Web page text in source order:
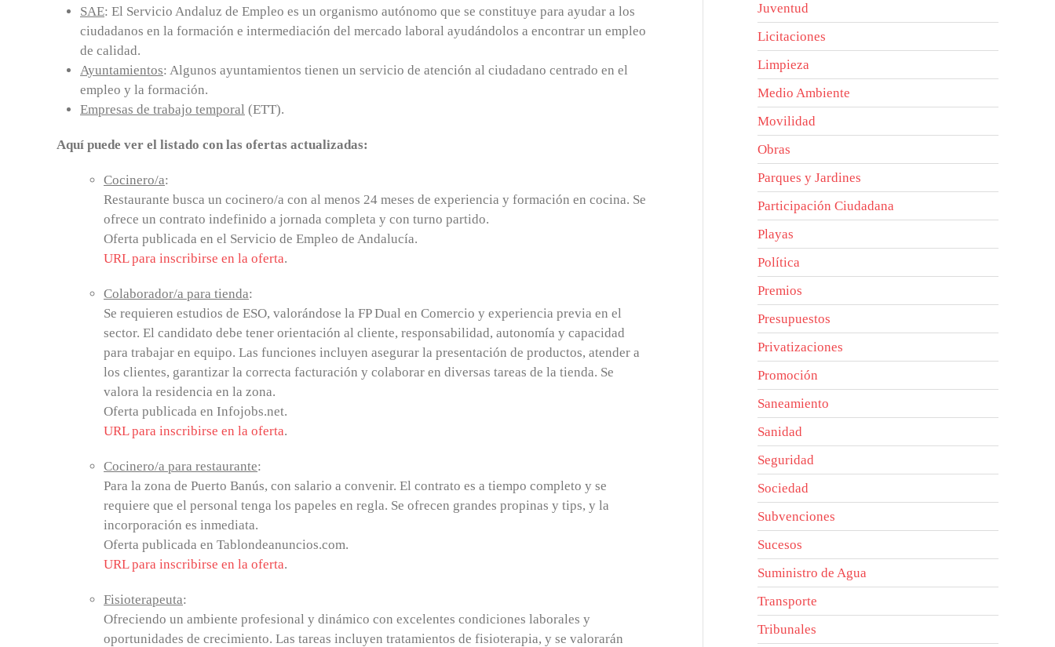
SAE: El Servicio Andaluz de Empleo es un organismo autónomo que se constituye para ayudar a los
ciudadanos en la formación e intermediación del mercado laboral ayudándolos a encontrar un empleo
de calidad.
Ayuntamientos: Algunos ayuntamientos tienen un servicio de atención al ciudadano centrado en el
empleo y la formación.
Empresas de trabajo temporal (ETT).
Aquí puede ver el listado con las ofertas actualizadas:
Cocinero/a:
Restaurante busca un cocinero/a con al menos 24 meses de experiencia y formación en cocina. Se
ofrece un contrato indefinido a jornada completa y con turno partido.
Oferta publicada en el Servicio de Empleo de Andalucía.
URL para inscribirse en la oferta.
Colaborador/a para tienda:
Se requieren estudios de ESO, valorándose la FP Dual en Comercio y experiencia previa en el
sector. El candidato debe tener orientación al cliente, responsabilidad, autonomía y capacidad
para trabajar en equipo. Las funciones incluyen asegurar la presentación de productos, atender a
los clientes, garantizar la correcta facturación y colaborar en diversas tareas de la tienda. Se
valora la residencia en la zona.
Oferta publicada en Infojobs.net.
URL para inscribirse en la oferta.
Cocinero/a para restaurante:
Para la zona de Puerto Banús, con salario a convenir. El contrato es a tiempo completo y se
requiere que el personal tenga los papeles en regla. Se ofrecen grandes propinas y tips, y la
incorporación es inmediata.
Oferta publicada en Tablondeanuncios.com.
URL para inscribirse en la oferta.
Fisioterapeuta:
Ofreciendo un ambiente profesional y dinámico con excelentes condiciones laborales y
oportunidades de crecimiento. Las tareas incluyen tratamientos de fisioterapia, y se valorarán
Juventud
Licitaciones
Limpieza
Medio Ambiente
Movilidad
Obras
Parques y Jardines
Participación Ciudadana
Playas
Política
Premios
Presupuestos
Privatizaciones
Promoción
Saneamiento
Sanidad
Seguridad
Sociedad
Subvenciones
Sucesos
Suministro de Agua
Transporte
Tribunales